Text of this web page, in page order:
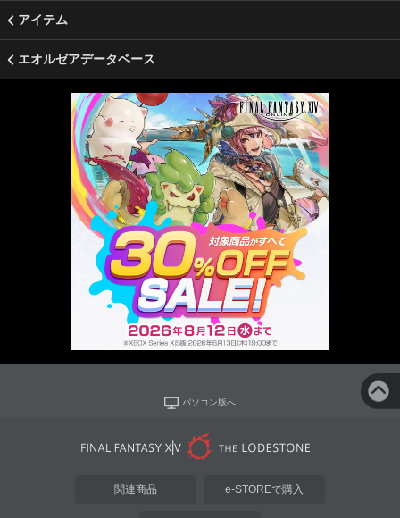
アイテム
エオルゼアデータベース
パソコン版へ
関連商品 e-STOREで購入